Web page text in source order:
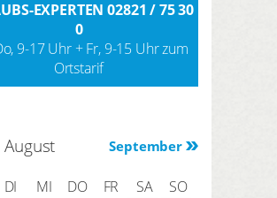
EXPERTEN 02821 / 75 30
0
9-17 Uhr + Fr, 9-15 Uhr zum
Ortstarif
September
August
DI MI DO FR SA SO